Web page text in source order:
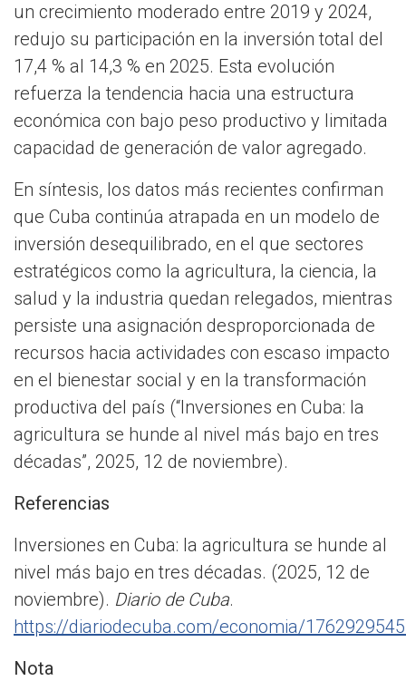
un crecimiento moderado entre 2019 y 2024,
redujo su participación en la inversión total del
17,4 % al 14,3 % en 2025. Esta evolución
refuerza la tendencia hacia una estructura
económica con bajo peso productivo y limitada
capacidad de generación de valor agregado.
En síntesis, los datos más recientes confirman
que Cuba continúa atrapada en un modelo de
inversión desequilibrado, en el que sectores
estratégicos como la agricultura, la ciencia, la
salud y la industria quedan relegados, mientras
persiste una asignación desproporcionada de
recursos hacia actividades con escaso impacto
en el bienestar social y en la transformación
productiva del país (“Inversiones en Cuba: la
agricultura se hunde al nivel más bajo en tres
décadas”, 2025, 12 de noviembre).
Referencias
Inversiones en Cuba: la agricultura se hunde al
nivel más bajo en tres décadas. (2025, 12 de
noviembre). Diario de Cuba.
https://diariodecuba.com/economia/
Nota